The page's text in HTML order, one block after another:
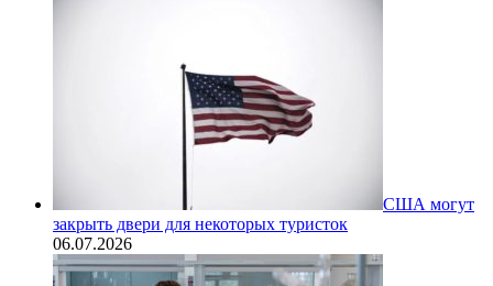
США могут
закрыть двери для некоторых туристок
06.07.2026